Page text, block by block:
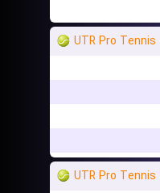
UTR Pro Tennis
UTR Pro Tennis